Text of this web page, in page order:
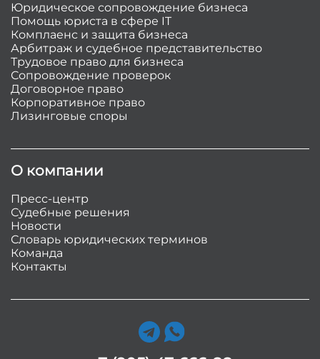
Юридическое сопровождение бизнеса
Помощь юриста в сфере IT
Комплаенс и защита бизнеса
Арбитраж и судебное представительство
Трудовое право для бизнеса
Сопровождение проверок
Договорное право
Корпоративное право
Лизинговые споры
О компании
Пресс-центр
Судебные решения
Новости
Словарь юридических терминов
Команда
Контакты